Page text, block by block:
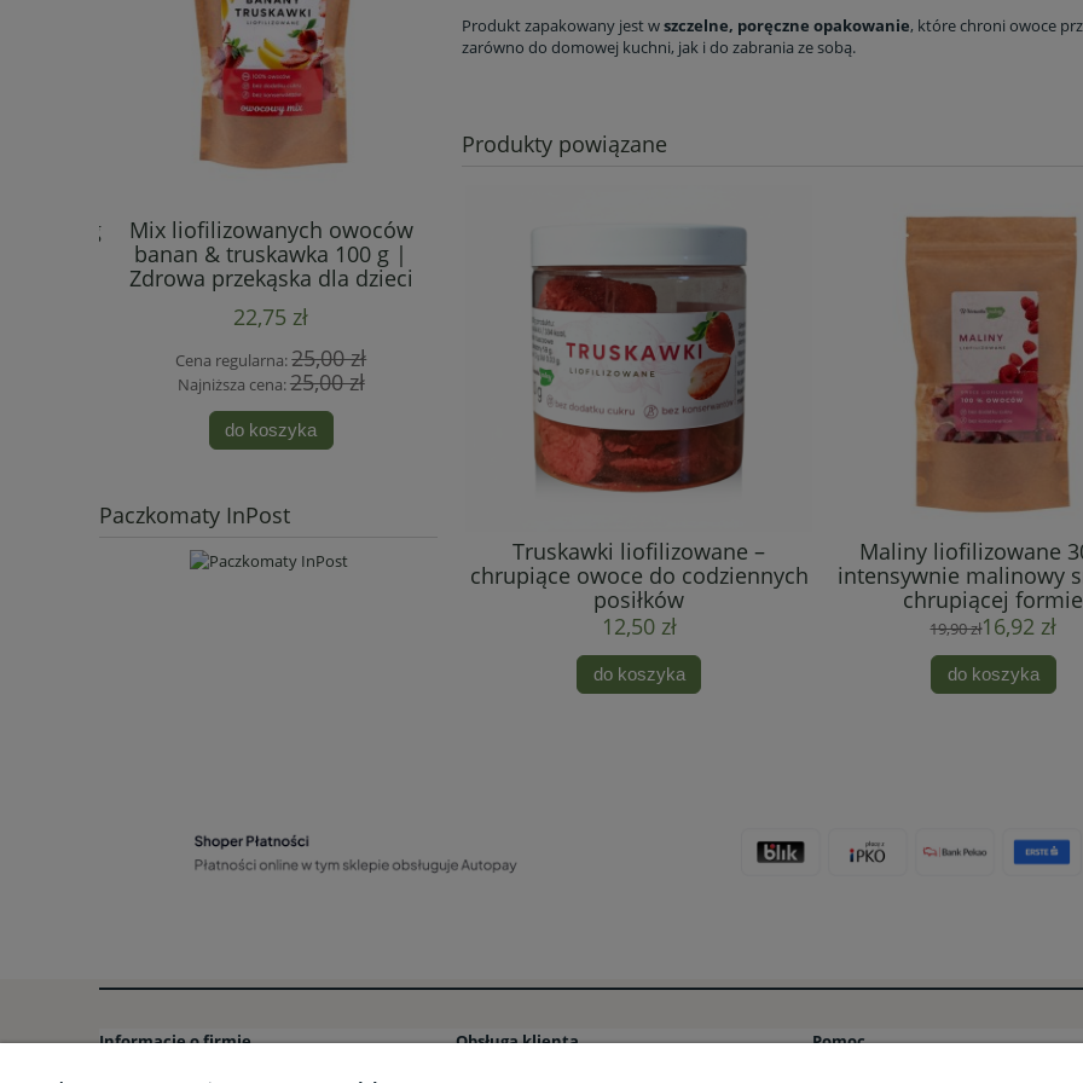
Mix liofilizowanych owoców
banan & truskawka 100 g |
Zdrowa przekąska dla dzieci
22,75 zł
Cena regularna:25,00 zł
Najniższa cena:25,00 zł
do koszyka
Żurawina liofilizowana całe
naturalna moc
10,63 zł
Cena regularna:12,50 zł
Najniższa cena:12,50 zł
do koszyka
Chrupiące borówki
12,33 zł
Cena regularna: 14,50 zł
Najniższa cena:14,50 zł
do koszyka
Paczkomaty InPost
Produkty powiązane
Truskawki liofilizowane –
chrupiące owoce do codziennych
posiłków
12,50 zł
do koszyka
Maliny liofilizowane
intensywnie malinowy
chrupiącej formie
19,90 zł16,92 zł
do koszyka
Produkt zapakowany jest wszczelne, poręczne opakowanie, które chroni owoce
zarówno do domowej kuchni, jak i do zabrania ze sobą.
Informacje o firmie Obsługa klienta Pomoc